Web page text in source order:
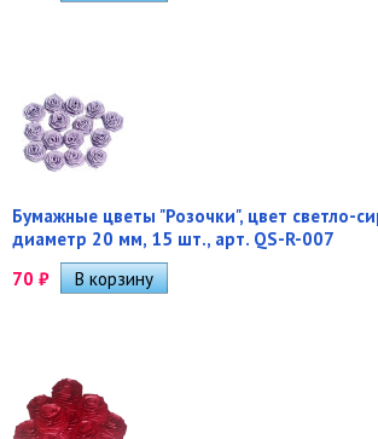
Бумажные цветы "Розочки", цвет светло-
диаметр 20 мм, 15 шт., арт. QS-R-007
70 ₽